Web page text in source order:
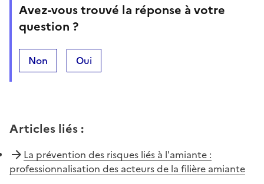
Avez-vous trouvé la réponse à votre
question ?
Non Oui
Articles liés :
La prévention des risques liés à l'amiante :
professionnalisation des acteurs de la filière amiante